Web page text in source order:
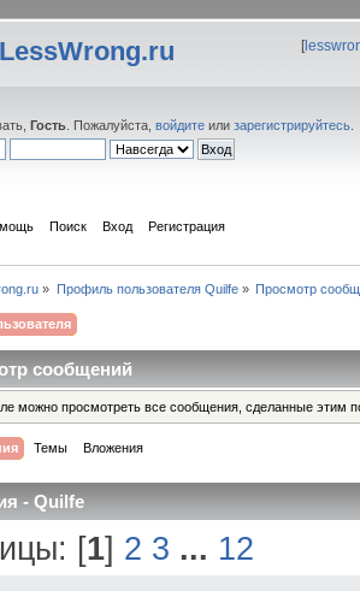
[
Гость . Пожалуйста, войдите или зарегистрируйтесь
Поиск Вход Регистрация
» Профиль пользователя Quilfe» Просмотр
сообщений
можно просмотреть все сообщения, сделанные этим
Темы Вложения
- Quilfe
[1] 2 3 ... 12